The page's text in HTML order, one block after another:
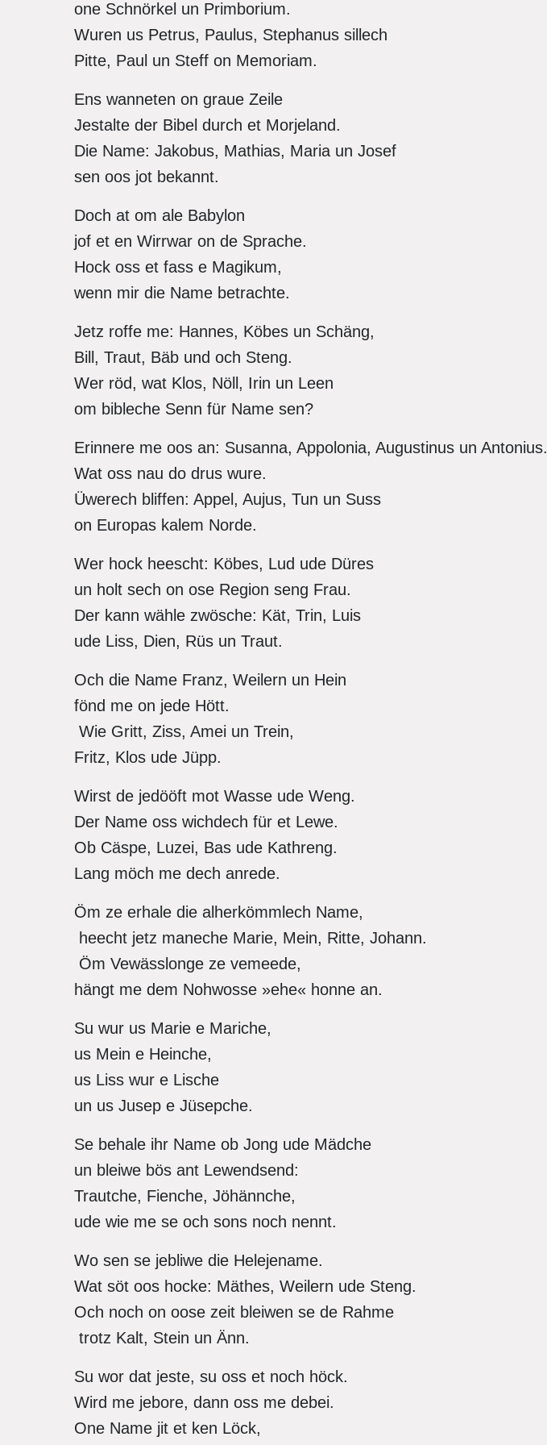
one Schnörkel un Primborium.
Wuren us Petrus, Paulus, Stephanus sillech
Pitte, Paul un Steff on Memoriam.
Ens wanneten on graue Zeile
Jestalte der Bibel durch et Morjeland.
Die Name: Jakobus, Mathias, Maria un Josef
sen oos jot bekannt.
Doch at om ale Babylon
jof et en Wirrwar on de Sprache.
Hock oss et fass e Magikum,
wenn mir die Name betrachte.
Jetz roffe me: Hannes, Köbes un Schäng,
Bill, Traut, Bäb und och Steng.
Wer röd, wat Klos, Nöll, Irin un Leen
om bibleche Senn für Name sen?
Erinnere me oos an: Susanna, Appolonia, Augustinus un Antonius.
Wat oss nau do drus wure.
Üwerech bliffen: Appel, Aujus, Tun un Suss
on Europas kalem Norde.
Wer hock heescht: Köbes, Lud ude Düres
un holt sech on ose Region seng Frau.
Der kann wähle zwösche: Kät, Trin, Luis
ude Liss, Dien, Rüs un Traut.
Och die Name Franz, Weilern un Hein
fönd me on jede Hött.
Wie Gritt, Ziss, Amei un Trein,
Fritz, Klos ude Jüpp.
Wirst de jedööft mot Wasse ude Weng.
Der Name oss wichdech für et Lewe.
Ob Cäspe, Luzei, Bas ude Kathreng.
Lang möch me dech anrede.
Öm ze erhale die alherkömmlech Name,
heecht jetz maneche Marie, Mein, Ritte, Johann.
Öm Vewässlonge ze vemeede,
hängt me dem Nohwosse »ehe« honne an.
Su wur us Marie e Mariche,
us Mein e Heinche,
us Liss wur e Lische
un us Jusep e Jüsepche.
Se behale ihr Name ob Jong ude Mädche
un bleiwe bös ant Lewendsend:
Trautche, Fienche, Jöhännche,
ude wie me se och sons noch nennt.
Wo sen se jebliwe die Helejename.
Wat söt oos hocke: Mäthes, Weilern ude Steng.
Och noch on oose zeit bleiwen se de Rahme
trotz Kalt, Stein un Änn.
Su wor dat jeste, su oss et noch höck.
Wird me jebore, dann oss me debei.
One Name jit et ken Löck,